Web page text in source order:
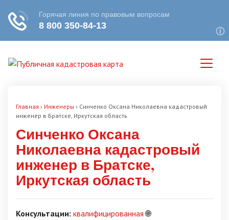
Главная › Инженеры › Синченко Оксана Николаевна кадастровый
инженер в Братске, Иркутская область
Синченко Оксана
Николаевна кадастровый
инженер в Братске,
Иркутская область
Консультации: квалифицированная🌐